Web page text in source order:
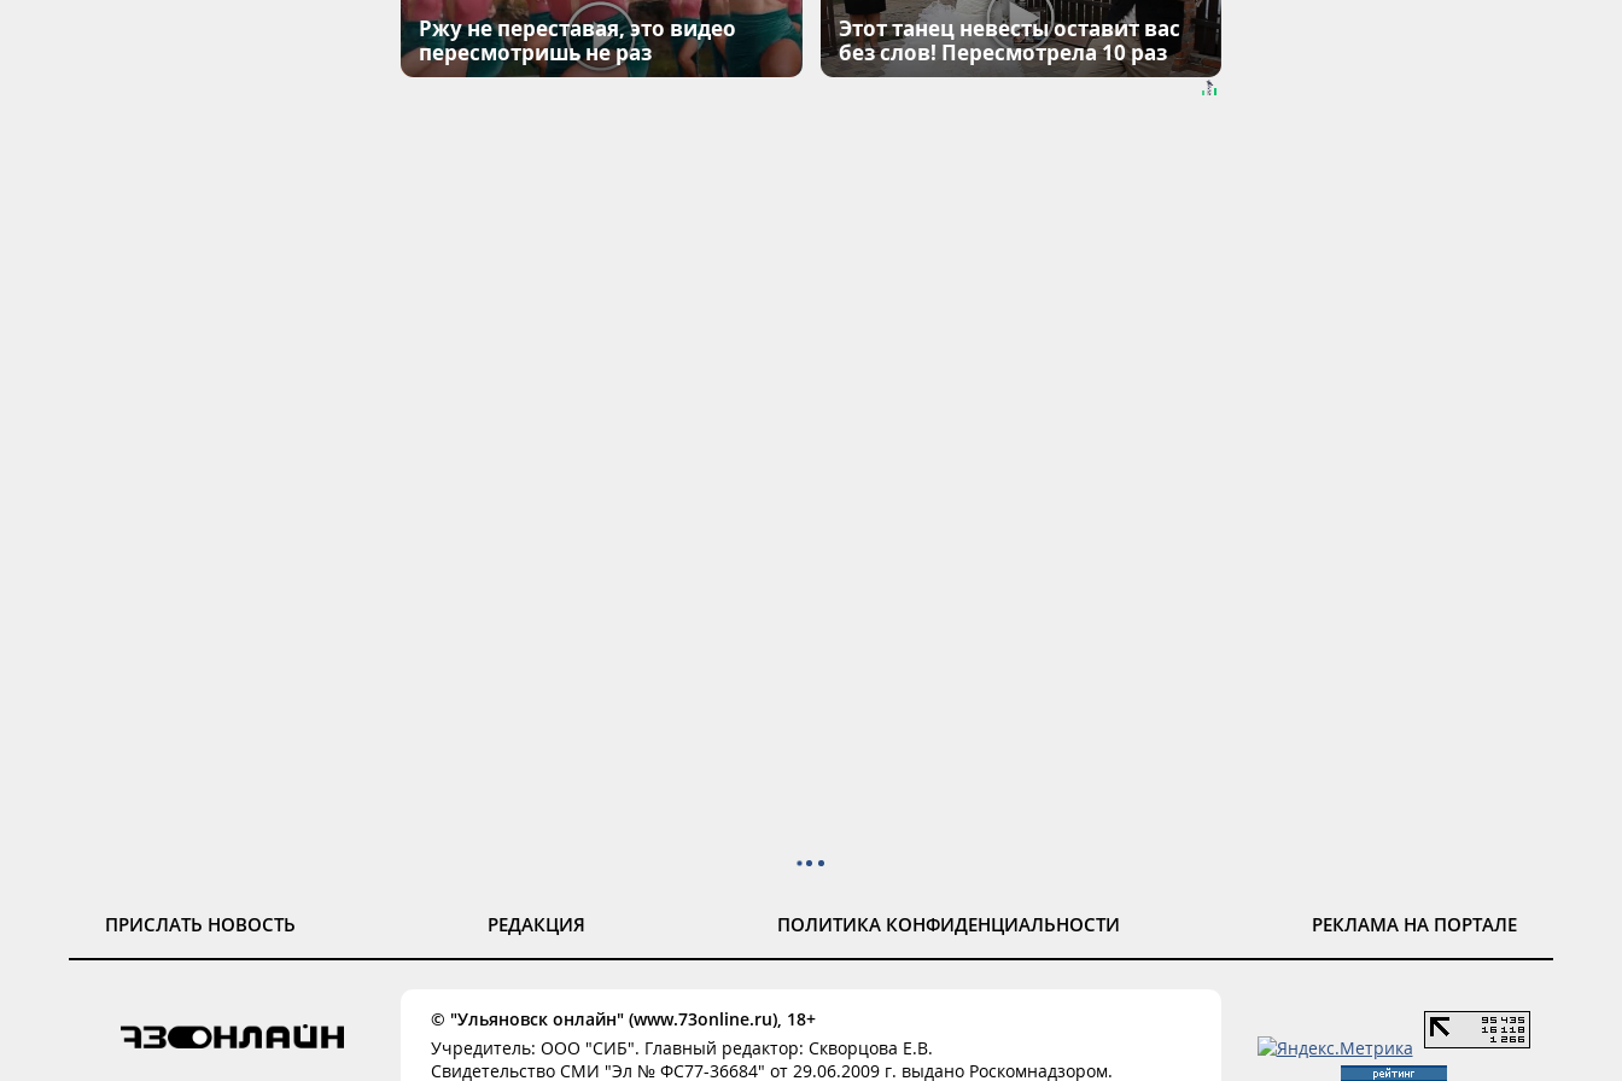
Ржу не переставая, это видео
пересмотришь не раз
Этот танец невесты оставит вас
без слов! Пересмотрела 10 раз
ПРИСЛАТЬ НОВОСТЬ РЕДАКЦИЯ ПОЛИТИКА КОНФИДЕНЦИАЛЬНОСТИ РЕКЛАМА НА ПОРТАЛЕ
© "Ульяновск онлайн" (www.73online.ru), 18+
Учредитель: ООО "СИБ". Главный редактор: Скворцова Е.В.
Свидетельство СМИ "Эл № ФС77-36684" от 29.06.2009 г. выдано Роскомнадзором.